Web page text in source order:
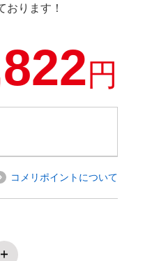
ります！
円
コメリポイントについて